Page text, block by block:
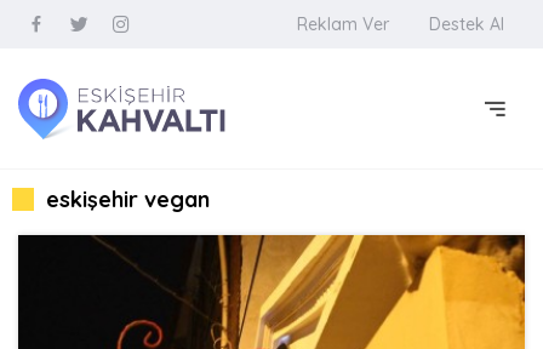
Reklam Ver Destek Al
eskişehir vegan